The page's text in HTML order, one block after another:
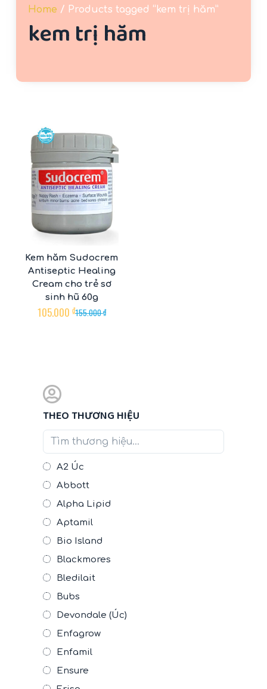
THEO THƯƠNG HIỆU
A2 Úc
Abbott
Alpha Lipid
Aptamil
Bio Island
Blackmores
Bledilait
Bubs
Devondale (Úc)
Enfagrow
Enfamil
Ensure
Home / Products tagged “kem trị hăm”
kem trị hăm
Kem hăm Sudocrem
Antiseptic Healing
Cream cho trẻ sơ
sinh hũ 60g
155.000₫
105.000 ₫